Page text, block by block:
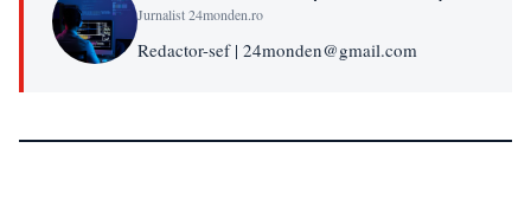
Jurnalist 24monden.ro
Redactor-sef | 24monden@gmail.com